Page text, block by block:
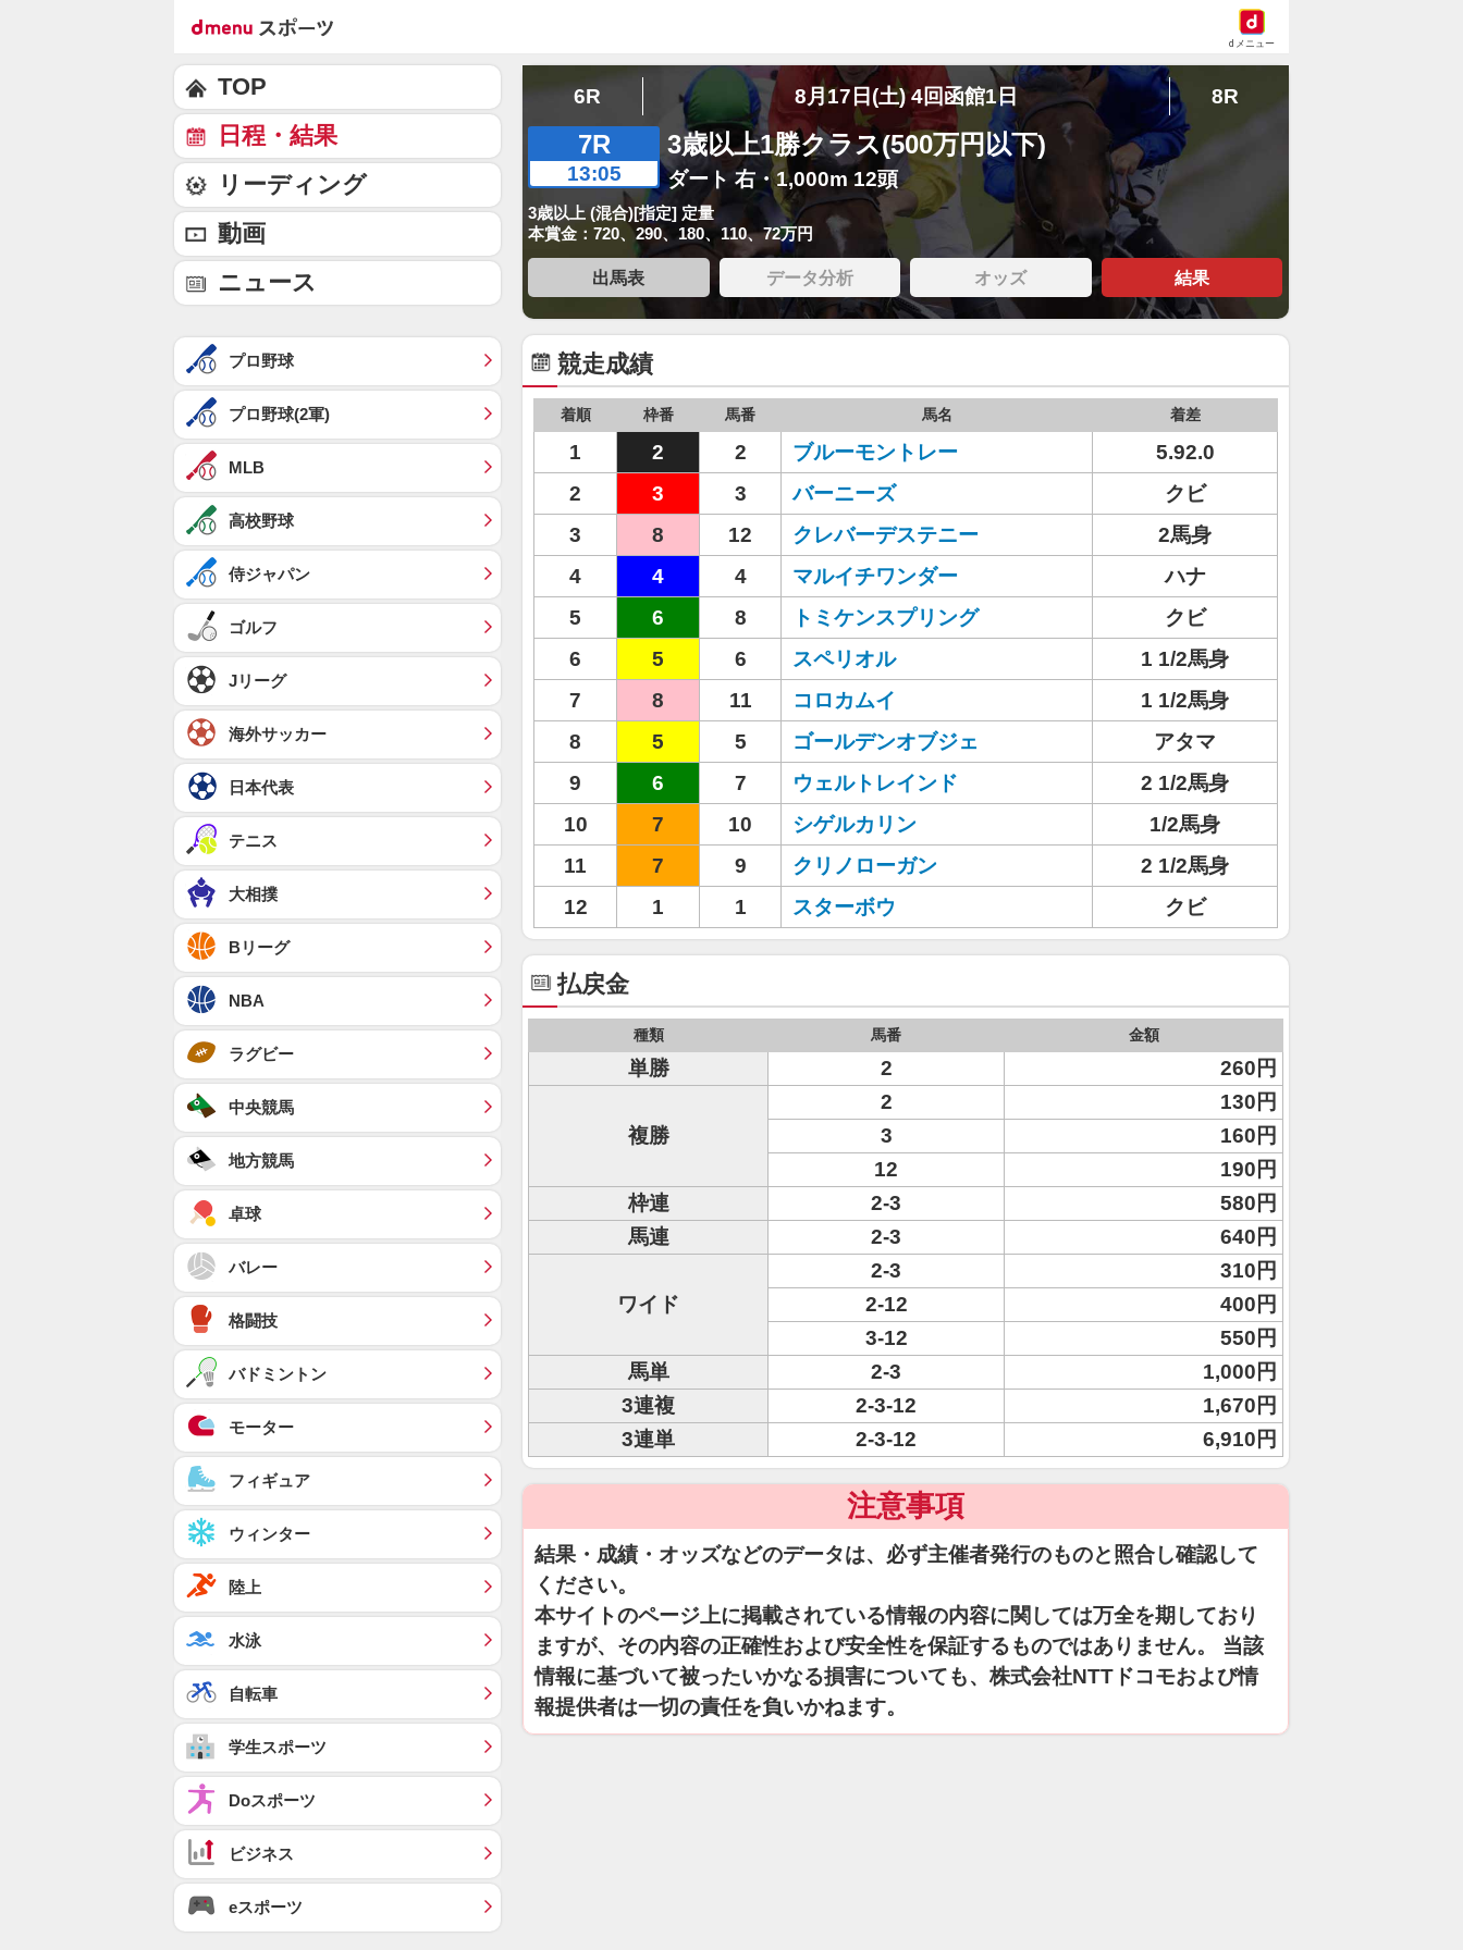
dメニュー
6R 8月17日(土) 4回函館1日 8R
7R
13:05
3歳以上1勝クラス(500万円以下)
ダート 右・1,000m 12頭
3歳以上 (混合)[指定] 定量
本賞金：720、290、180、110、72万円
出馬表 データ分析 オッズ 結果
競走成績
着順 枠番 馬番 馬名 着差
1 2 2 ブルーモントレー
5.92.0
2
3 3 バーニーズ
クビ
3
8 12 クレバーデステニー
2馬身
4
4 4 マルイチワンダー
ハナ
5
6 8 トミケンスプリング
クビ
6
5 6 スペリオル
1 1/2馬身
7
8 11 コロカムイ
1 1/2馬身
8
5 5 ゴールデンオブジェ
アタマ
9
6 7 ウェルトレインド
2 1/2馬身
10
7 10 シゲルカリン
1/2馬身
11
7 9 クリノローガン
2 1/2馬身
12
1 1 スターボウ クビ
払戻金
種類 馬番 金額
単勝 2 260円
複勝
2
130円
3
160円
12
190円
枠連
2-3
580円
馬連
2-3 640円
ワイド
2-3
310円
2-12
400円
3-12
550円
馬単
2-3
1,000円
3連複
2-3-12
1,670円
3連単
2-3-12 6,910円
注意事項
結果・成績・オッズなどのデータは、必ず主催者発行のものと照合し確認して
ください。
本サイトのページ上に掲載されている情報の内容に関しては万全を期しており
ますが、その内容の正確性および安全性を保証するものではありません。 当該
情報に基づいて被ったいかなる損害についても、株式会社NTTドコモおよび情
報提供者は一切の責任を負いかねます。
TOP
日程・結果
リーディング
動画
ニュース
プロ野球
プロ野球(2軍)
MLB
高校野球
侍ジャパン
ゴルフ
Jリーグ
海外サッカー
日本代表
テニス
大相撲
Bリーグ
NBA
ラグビー
中央競馬
地方競馬
卓球
バレー
格闘技
バドミントン
モーター
フィギュア
ウィンター
陸上
水泳
自転車
学生スポーツ
Doスポーツ
ビジネス
eスポーツ